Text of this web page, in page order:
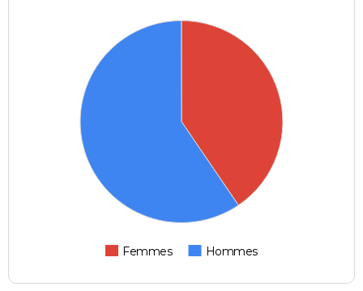
Femmes Hommes